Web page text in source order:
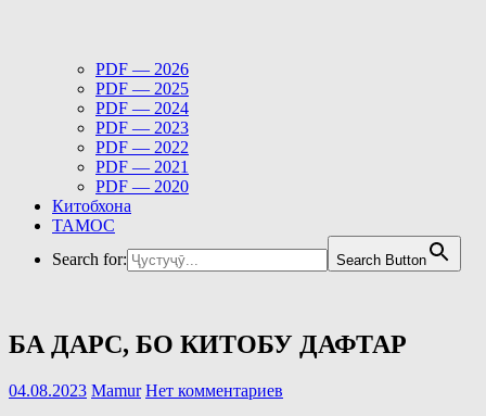
PDF — 2026
PDF — 2025
PDF — 2024
PDF — 2023
PDF — 2022
PDF — 2021
PDF — 2020
Китобхона
ТАМОС
Search for:
Search Button
БА ДАРС, БО КИТОБУ ДАФТАР
04.08.2023 Mamur Нет комментариев